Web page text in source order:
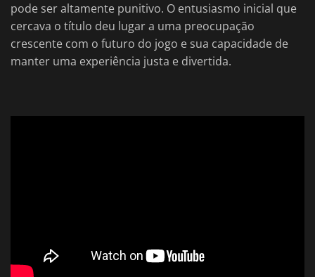
pode ser altamente punitivo. O entusiasmo inicial que
cercava o título deu lugar a uma preocupação
crescente com o futuro do jogo e sua capacidade de
manter uma experiência justa e divertida.